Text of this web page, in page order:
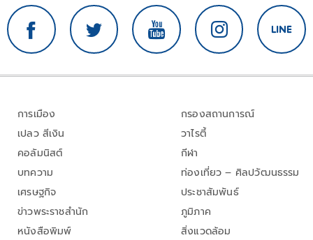
การเมือง
เปลว สีเงิน
คอลัมนิสต์
บทความ
เศรษฐกิจ
ข่าวพระราชสำนัก
หนังสือพิมพ์
กรองสถานการณ์
วาไรตี้
กีฬา
ท่องเที่ยว – ศิลปวัฒนธรรม
ประชาสัมพันธ์
ภูมิภาค
สิ่งแวดล้อม